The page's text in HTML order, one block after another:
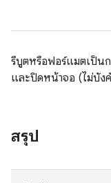
รีบูตหรือฟอร์แมตเป็นก
และปิดหน้าจอ (ไม่บัง
สรุป